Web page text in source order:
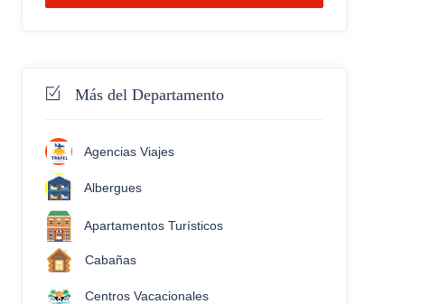
Más del Departamento
Agencias Viajes
Albergues
Apartamentos Turísticos
Cabañas
Centros Vacacionales